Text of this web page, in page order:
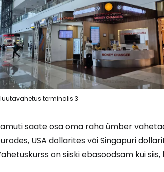
terminalis 3
saate osa oma raha ümber
USA dollarites või Singapuri
on siiski ebasoodsam kui